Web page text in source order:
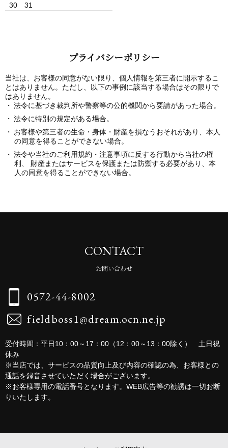
30
31
プライバシーポリシー
当社は、お客様の同意がない限り、個人情報を第三者に開示するこ
とはありません。ただし、以下の事例に該当する場合はその限りで
はありません。
法令に基づき裁判所や警察等の公的機関から要請があった場合。
法令に特別の規定がある場合。
お客様や第三者の生命・身体・財産を損なうおそれがあり、本人
の同意を得ることができない場合。
法令や当社のご利用規約・注意事項に反する行動から当社の権
利、 財産またはサービスを保護または防禦する必要があり、本
人の同意を得ることができない場合。
CONTACT
お問い合わせ
0572-44-8002
fieldboss1@dream.ocn.ne.jp
受付時間：平日10：00～17：00（12：00～13：00除く） 土日祝
休み
※当店では、サービスの品質向上及び内容の確認の為、お客様との
通話を録音させていただく場合がございます。
※お客様専用の電話番号となります。WEB広告等の勧誘は一切お断
りいたします。